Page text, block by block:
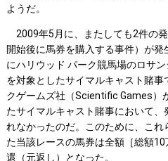
ようだ。
2009年5月に、またしても2件の
開始後に馬券を購入する事件）が
にハリウッド パーク競馬場のロサン
を対象としたサイマルキャスト賭
クゲームズ社（Scientific Games）
たサイマルキャスト賭事において
れなかったのだ。このために、こ
た当該レースの馬券は全額［総額
還（元返し）となった。